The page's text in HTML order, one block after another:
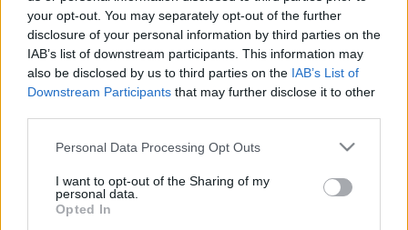
your opt-out. You may separately opt-out of the further
disclosure of your personal information by third parties on the
IAB’s list of downstream participants. This information may
also be disclosed by us to third parties on the IAB’s List of
Downstream Participants that may further disclose it to other
Please note that this website/app uses one or more Google
not limited to your visit or usage behaviour. You may click to
grant or deny consent to Google and its third-party tags to
use your data for below specified purposes in below Google
Personal Data Processing Opt Outs
I want to opt-out of the Sharing of my
personal data.
Opted In
01:03:55 – Hírek, amelyeknek örültünk a héten